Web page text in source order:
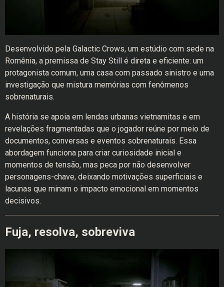
Desenvolvido pela Galactic Crows, um estúdio com sede na
Romênia, a premissa de Stay Still é direta e eficiente: um
protagonista comum, uma casa com passado sinistro e uma
investigação que mistura memórias com fenômenos
sobrenaturais.
A história se apoia em lendas urbanas vietnamitas e em
revelações fragmentadas que o jogador reúne por meio de
documentos, conversas e eventos sobrenaturais. Essa
abordagem funciona para criar curiosidade inicial e
momentos de tensão, mas peca por não desenvolver
personagens-chave, deixando motivações superficiais e
lacunas que minam o impacto emocional em momentos
decisivos.
Fuja, resolva, sobreviva